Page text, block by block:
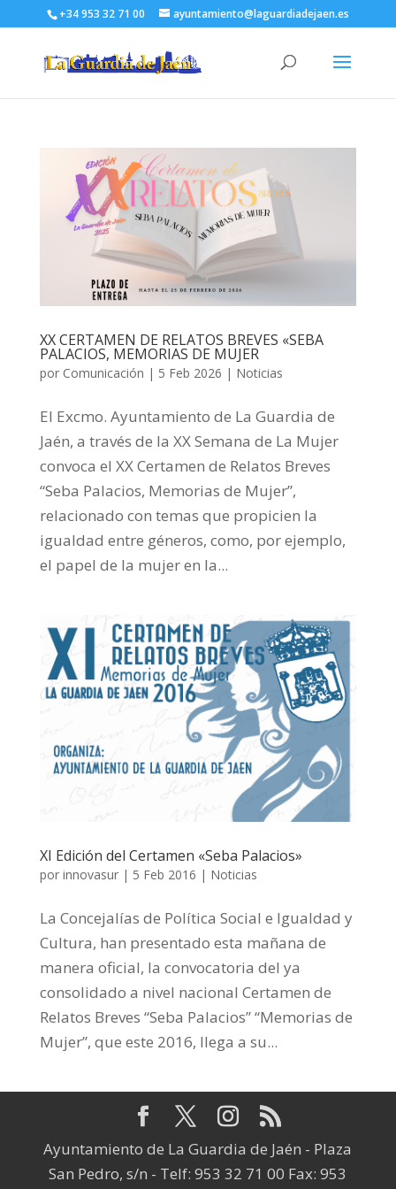
+34 953 32 71 00 ayuntamiento@laguardiadejaen.es
XX CERTAMEN DE RELATOS BREVES «SEBA
PALACIOS, MEMORIAS DE MUJER
por Comunicación | 5 Feb 2026 | Noticias
El Excmo. Ayuntamiento de La Guardia de
Jaén, a través de la XX Semana de La Mujer
convoca el XX Certamen de Relatos Breves
“Seba Palacios, Memorias de Mujer”,
relacionado con temas que propicien la
igualdad entre géneros, como, por ejemplo,
el papel de la mujer en la...
XI Edición del Certamen «Seba Palacios»
por innovasur| 5 Feb 2016 | Noticias
La Concejalías de Política Social e Igualdad y
Cultura, han presentado esta mañana de
manera oficial, la convocatoria del ya
consolidado a nivel nacional Certamen de
Relatos Breves “Seba Palacios” “Memorias de
Mujer”, que este 2016, llega a su...
Ayuntamiento de La Guardia de Jaén - Plaza
San Pedro, s/n - Telf: 953 32 71 00 Fax: 953